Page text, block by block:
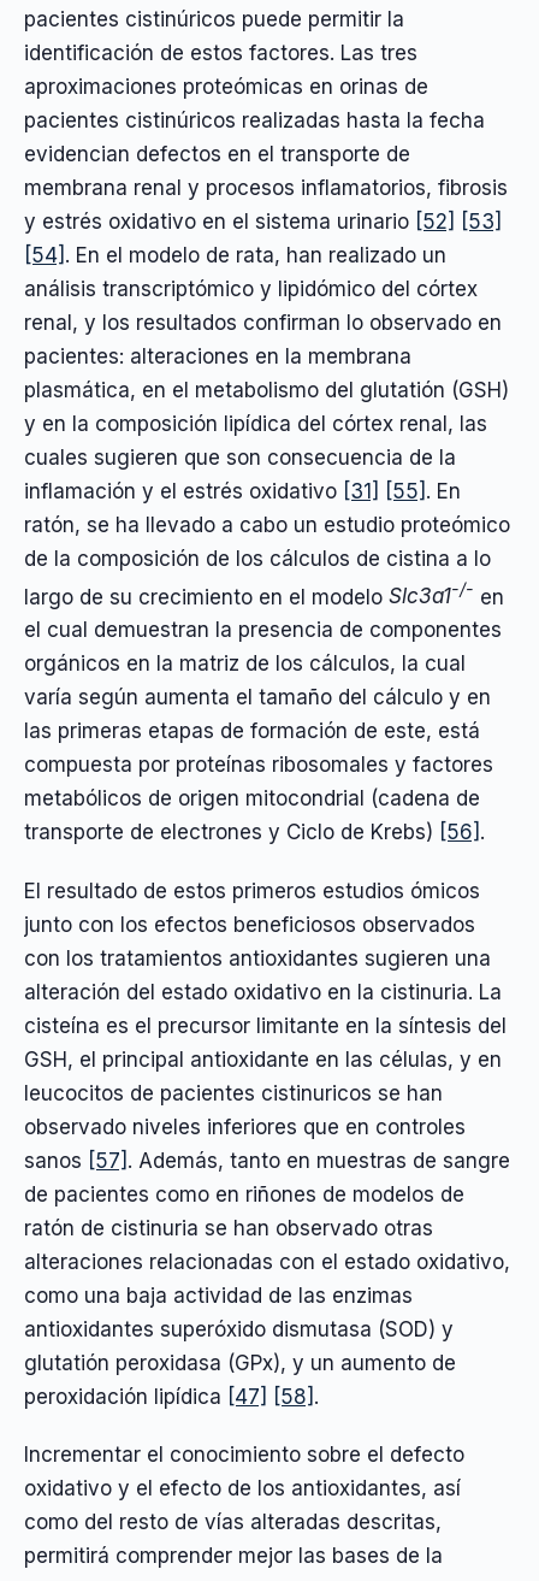
pacientes cistinúricos puede permitir la
identificación de estos factores. Las tres
aproximaciones proteómicas en orinas de
pacientes cistinúricos realizadas hasta la fecha
evidencian defectos en el transporte de
membrana renal y procesos inflamatorios, fibrosis
y estrés oxidativo en el sistema urinario [52] [53]
[54] . En el modelo de rata, han realizado un
análisis transcriptómico y lipidómico del córtex
renal, y los resultados confirman lo observado en
pacientes: alteraciones en la membrana
plasmática, en el metabolismo del glutatión (GSH)
y en la composición lipídica del córtex renal, las
cuales sugieren que son consecuencia de la
inflamación y el estrés oxidativo [31] [55] . En
ratón, se ha llevado a cabo un estudio proteómico
de la composición de los cálculos de cistina a lo
largo de su crecimiento en el modelo Slc3a1-/- en
el cual demuestran la presencia de componentes
orgánicos en la matriz de los cálculos, la cual
varía según aumenta el tamaño del cálculo y en
las primeras etapas de formación de este, está
compuesta por proteínas ribosomales y factores
metabólicos de origen mitocondrial (cadena de
transporte de electrones y Ciclo de Krebs) [56] .
El resultado de estos primeros estudios ómicos
junto con los efectos beneficiosos observados
con los tratamientos antioxidantes sugieren una
alteración del estado oxidativo en la cistinuria. La
cisteína es el precursor limitante en la síntesis del
GSH, el principal antioxidante en las células, y en
leucocitos de pacientes cistinuricos se han
observado niveles inferiores que en controles
sanos [57] . Además, tanto en muestras de sangre
de pacientes como en riñones de modelos de
ratón de cistinuria se han observado otras
alteraciones relacionadas con el estado oxidativo,
como una baja actividad de las enzimas
antioxidantes superóxido dismutasa (SOD) y
glutatión peroxidasa (GPx), y un aumento de
peroxidación lipídica [47] [58] .
Incrementar el conocimiento sobre el defecto
oxidativo y el efecto de los antioxidantes, así
como del resto de vías alteradas descritas,
permitirá comprender mejor las bases de la